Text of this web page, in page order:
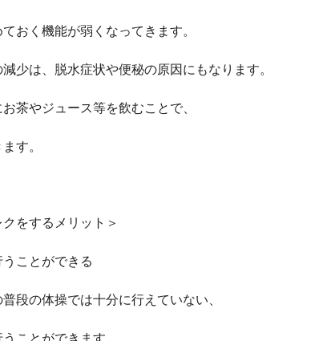
おく機能が弱くなってきます。
少は、脱水症状や便秘の原因にもなります。
茶やジュース等を飲むことで、
す。
クをするメリット＞
うことができる
段の体操では十分に行えていない、
ことができます。